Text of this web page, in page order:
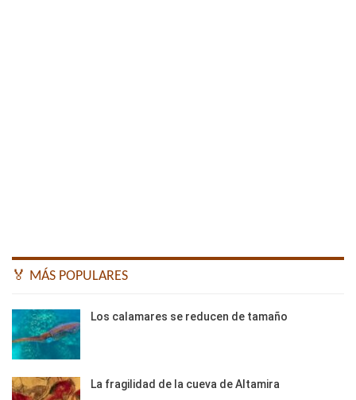
🏅 MÁS POPULARES
Los calamares se reducen de tamaño
La fragilidad de la cueva de Altamira